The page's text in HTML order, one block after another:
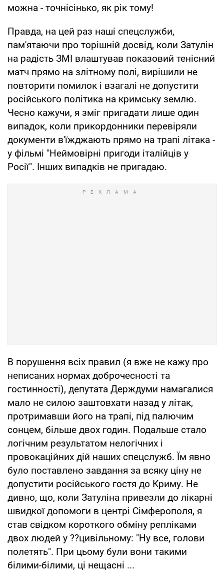
можна - точнісінько, як рік тому!
Правда, на цей раз наші спецслужби,
пам'ятаючи про торішній досвід, коли Затулін
на радість ЗМІ влаштував показовий тенісний
матч прямо на злітному полі, вирішили не
повторити помилок і взагалі не допустити
російського політика на кримську землю.
Чесно кажучи, я зміг пригадати лише один
випадок, коли прикордонники перевіряли
документи в'їжджають прямо на трапі літака -
у фільмі "Неймовірні пригоди італійців у
Росії". Інших випадків не пригадаю.
В порушення всіх правил (я вже не кажу про
неписаних нормах доброчесності та
гостинності), депутата Держдуми намагалися
мало не силою заштовхати назад у літак,
протримавши його на трапі, під палючим
сонцем, більше двох годин. Подальше стало
логічним результатом нелогічних і
провокаційних дій наших спецслужб. Їм явно
було поставлено завдання за всяку ціну не
допустити російського гостя до Криму. Не
дивно, що, коли Затуліна привезли до лікарні
швидкої допомоги в центрі Сімферополя, я
став свідком короткого обміну репліками
двох людей у ??цивільному: "Ну все, голови
полетять". При цьому були вони такими
білими-білими, ці нещасні ...